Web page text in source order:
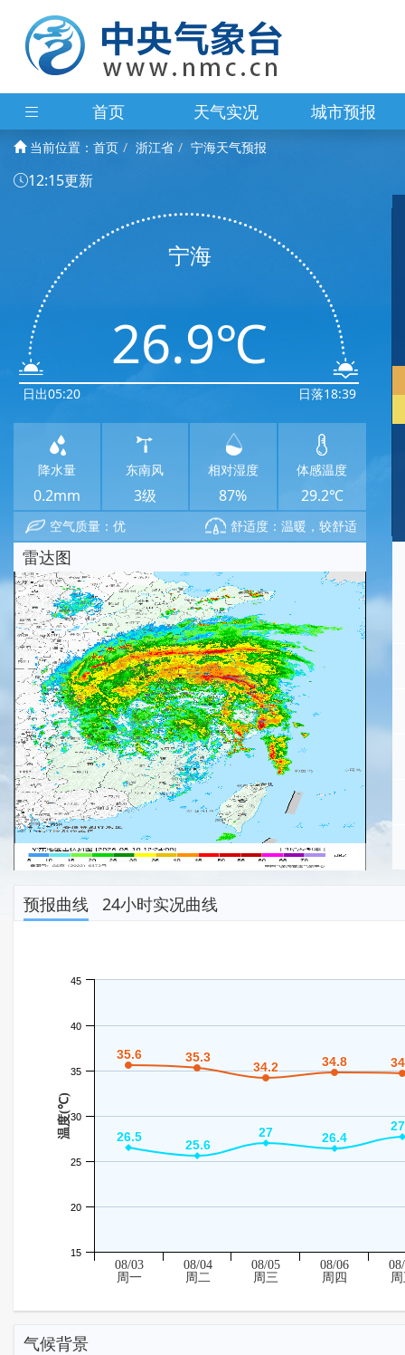
首页 天气实况 城市预报
当前位置： 首页 浙江省 宁海天气预报
12:15更新
日出05:20
宁海
26.9℃
日落18:39
降水量
0.2mm
东南风
3级
相对湿度
87%
体感温度
29.2℃
空气质量：优 舒适度：温暖，较舒适
雷达图
预报曲线 24小时实况曲线
温度(℃)
35.6
35.6 35.3
35.3
34.2
34.2 34.8
34.8
26.5
26.5
25.6
25.6
27
27 26.4
26.4
15
20
25
30
35
40
45
08/03
周一
08/04
周二
08/05
周三
08/06
周四
气候背景